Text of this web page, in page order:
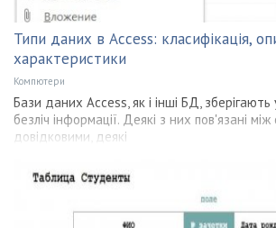
Типи даних в Access: класифікація,
характеристики
Компютери
Бази даних Access, як і інші БД, зберігають
безліч інформації. Деякі з них пов'язані
довідковими, деякі